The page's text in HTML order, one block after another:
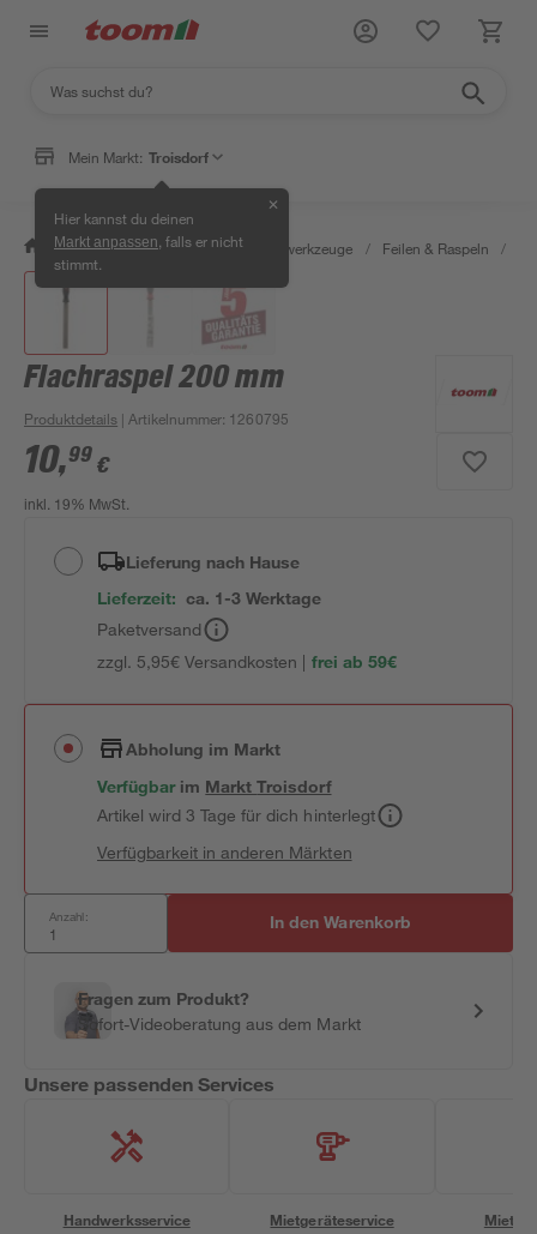
Mein Markt: Troisdorf
Hier kannst du deinen
Markt anpassen , falls er nicht
stimmt.
✕
/ Werkstatt & Maschinen / Handwerkzeuge / Feilen & Raspeln /
Flachraspel 200 mm
Produktdetails | Artikelnummer: 1260795
10,99 €
inkl. 19% MwSt.
Lieferung nach Hause
Lieferzeit: ca. 1-3 Werktage
Paketversand
zzgl. 5,95€ Versandkosten | frei ab 59€
Abholung im Markt
Verfügbar im MarktTroisdorf
Artikel wird 3 Tage für dich hinterlegt
Verfügbarkeit in anderen Märkten
Anzahl: In den Warenkorb
Fragen zum Produkt?
Sofort-Videoberatung aus dem Markt
Unsere passenden Services
Handwerksservice Mietgeräteservice